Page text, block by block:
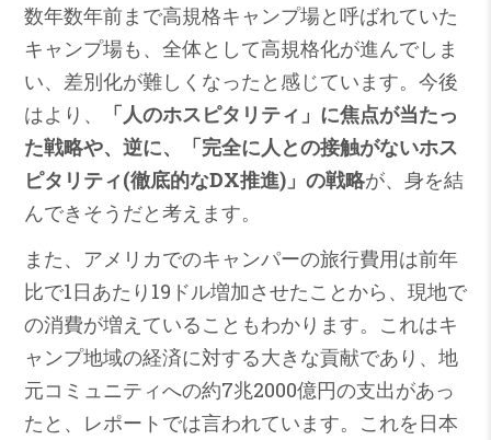
数年数年前まで高規格キャンプ場と呼ばれていた
キャンプ場も、全体として高規格化が進んでしま
い、差別化が難しくなったと感じています。今後
はより、
「人のホスピタリティ」に焦点が当たっ
た戦略や、逆に、「完全に人との接触がないホス
ピタリティ(徹底的なDX推進)」の戦略が、身を結
んできそうだと考えます。
また、アメリカでのキャンパーの旅行費用は前年
比で1日あたり19ドル増加させたことから、現地で
の消費が増えていることもわかります。これはキ
ャンプ地域の経済に対する大きな貢献であり、地
元コミュニティへの約7兆2000億円の支出があっ
たと、レポートでは言われています。これを日本